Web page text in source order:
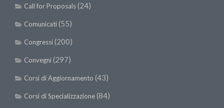
Call for Proposals(24)
Comunicati(55)
Congressi(200)
Convegni(297)
Corsi di Aggiornamento (43)
Corsi di Specializzazione(84)